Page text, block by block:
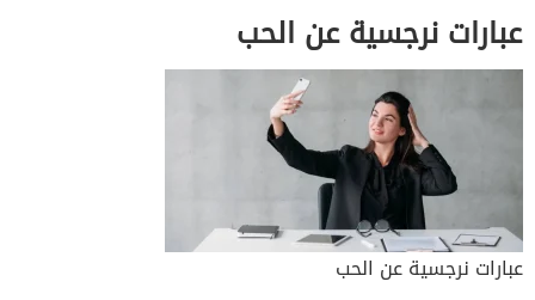
عبارات نرجسية عن الحب
عبارات نرجسية عن الحب